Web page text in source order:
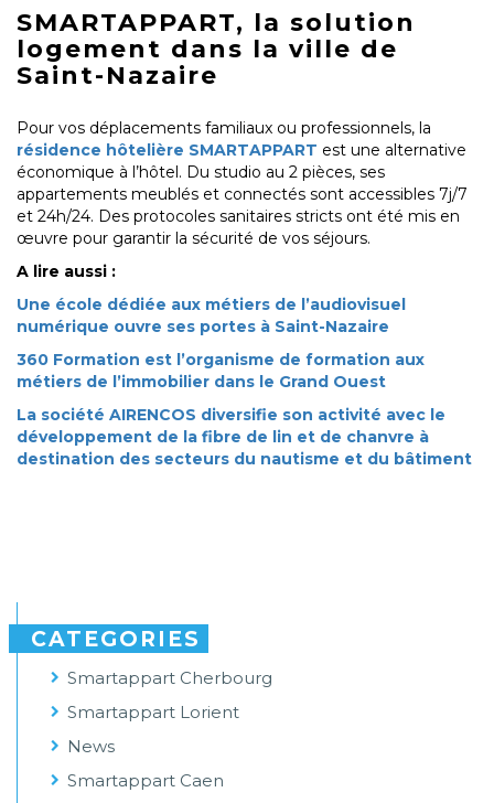
SMARTAPPART, la solution
logement dans la ville de
Saint-Nazaire
Pour vos déplacements familiaux ou professionnels, la
résidence hôtelière SMARTAPPART est une alternative
économique à l’hôtel. Du studio au 2 pièces, ses
appartements meublés et connectés sont accessibles 7j/7
et 24h/24. Des protocoles sanitaires stricts ont été mis en
œuvre pour garantir la sécurité de vos séjours.
A lire aussi :
Une école dédiée aux métiers de l’audiovisuel
numérique ouvre ses portes à Saint-Nazaire
360 Formation est l’organisme de formation aux
métiers de l’immobilier dans le Grand Ouest
La société AIRENCOS diversifie son activité avec le
développement de la fibre de lin et de chanvre à
destination des secteurs du nautisme et du bâtiment
CATEGORIES
Smartappart Cherbourg
Smartappart Lorient
News
Smartappart Caen